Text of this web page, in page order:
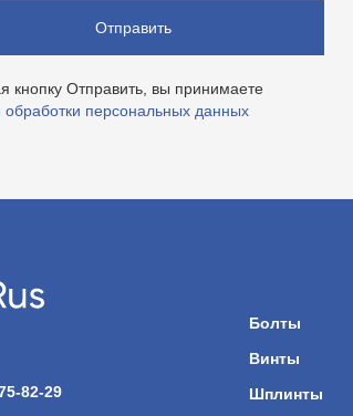
Отправить
кнопку Отправить, вы принимаете
обработки персональных данных
82-29
Болты
Винты
Шплинты